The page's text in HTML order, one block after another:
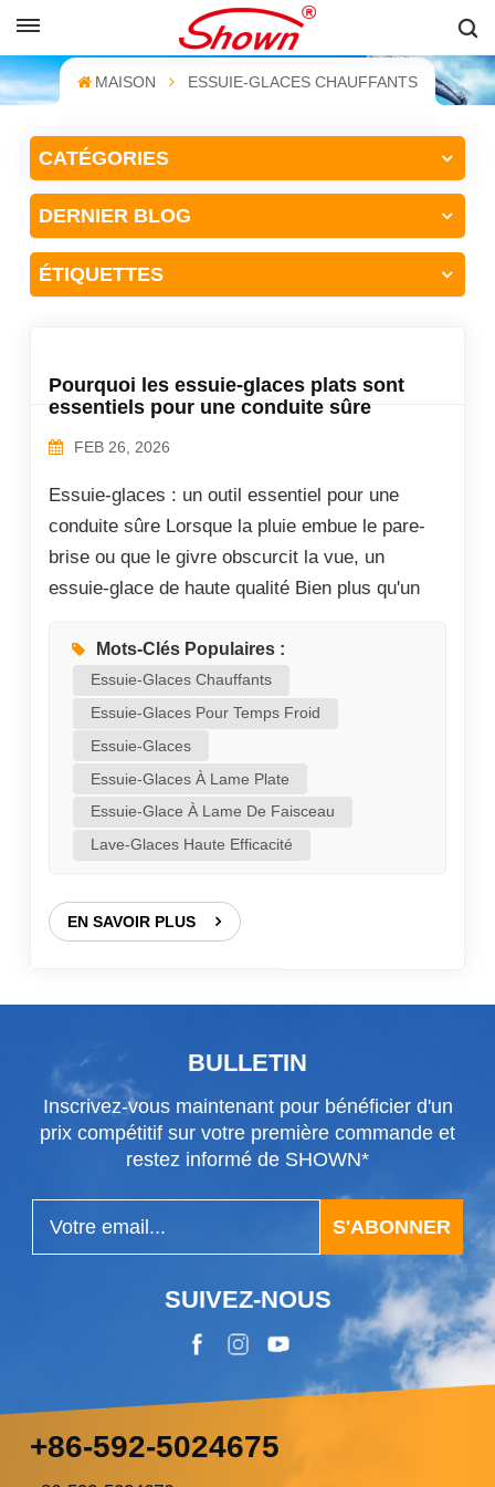
MAISON ESSUIE-GLACES CHAUFFANTS
CATÉGORIES
DERNIER BLOG
ÉTIQUETTES
Pourquoi les essuie-glaces plats sont
essentiels pour une conduite sûre
FEB 26, 2026
Essuie-glaces : un outil essentiel pour une
conduite sûre Lorsque la pluie embue le pare-
brise ou que le givre obscurcit la vue, un
essuie-glace de haute qualité Bien plus qu'un
la sécurité routière. Parmi les différents types
d'essuie-glaces, les balais d'essuie-glace se
distinguent par leur conception unique et leurs
performances supérieures, ce qui en fait un
élément de sécurité indispensable pour les
véhicules modernes. Xiong Shun Automobile
Material (Xiamen) Co., Ltd., professionnel usine
:Essuie-glace en métalEssuie-glace plat,
Essuie-glace hybrideEssuie-glaces pour bus et
Mots-Clés Populaires :
Essuie-Glaces Chauffants
Essuie-Glaces Pour Temps Froid
Essuie-Glaces
Essuie-Glaces À Lame Plate
Essuie-Glace À Lame De Faisceau
Lave-Glaces Haute Efficacité
EN SAVOIR PLUS
BULLETIN
Inscrivez-vous maintenant pour bénéficier d'un
prix compétitif sur votre première commande et
restez informé de SHOWN*
S'ABONNER
SUIVEZ-NOUS
+86-592-5024675